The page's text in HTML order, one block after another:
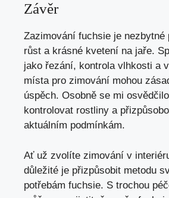
Závěr
Zazimování fuchsie je
růst a krásné kvetení na jaře.
jako řezání, kontrola vlhkosti a
místa pro zimování mohou
úspěch. Osobně se mi
kontrolovat rostliny a
aktuálním podmínkám.
Ať už zvolíte zimování v
důležité je přizpůsobit metodu
potřebám fuchsie. S trochou